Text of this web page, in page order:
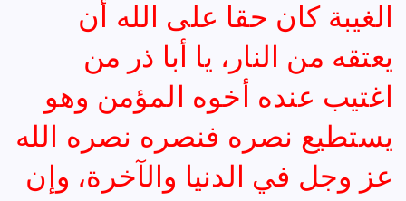
الغيبة كان حقا على الله أن
يعتقه من النار، يا أبا ذر من
اغتيب عنده أخوه المؤمن وهو
يستطيع نصره فنصره نصره الله
عز وجل في الدنيا والآخرة، وإن